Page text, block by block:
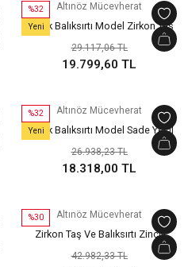
%32
Yeni
Altınöz Mücevherat
Klasik Balıksırtı Model Zirkon Taş
Detaylı Şık Yeşil Altın Bileklik
29.117,06 TL
19.799,60 TL
%32
Yeni
Altınöz Mücevherat
Klasik Balıksırtı Model Sade Yeşil
Altın Bileklik
26.938,23 TL
18.318,00 TL
%30 Altınöz Mücevherat
Zirkon Taş Ve Balıksırtı Zincir
Detaylı Yuvarlak Plakalı Şık Yeşil
42.982,33 TL